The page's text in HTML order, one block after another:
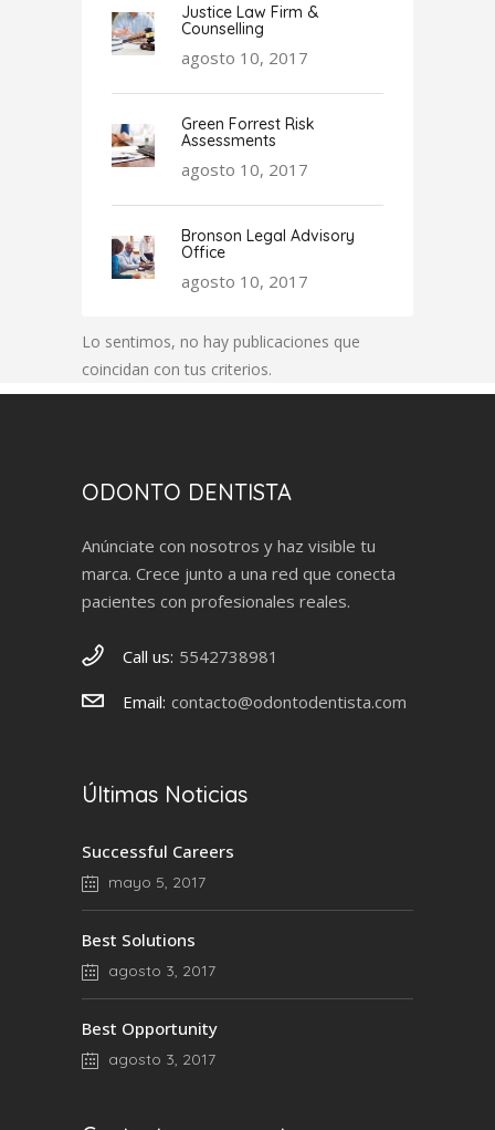
Justice Law Firm &
Counselling
agosto 10, 2017
Green Forrest Risk
Assessments
agosto 10, 2017
Bronson Legal Advisory
Office
agosto 10, 2017
Lo sentimos, no hay publicaciones que
coincidan con tus criterios.
ODONTO DENTISTA
Anúnciate con nosotros y haz visible tu
marca. Crece junto a una red que conecta
pacientes con profesionales reales.
Call us: 5542738981
Email: contacto@odontodentista.com
Últimas Noticias
Successful Careers
mayo 5, 2017
Best Solutions
agosto 3, 2017
Best Opportunity
agosto 3, 2017